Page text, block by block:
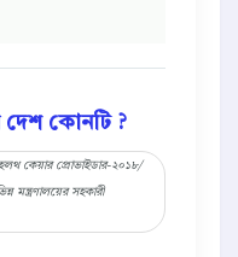
দেশ কোনটি ?
হেলথ কেয়ার প্রোভাইডার-২০১৮/
মন্ত্রণালয়ের সহকারী